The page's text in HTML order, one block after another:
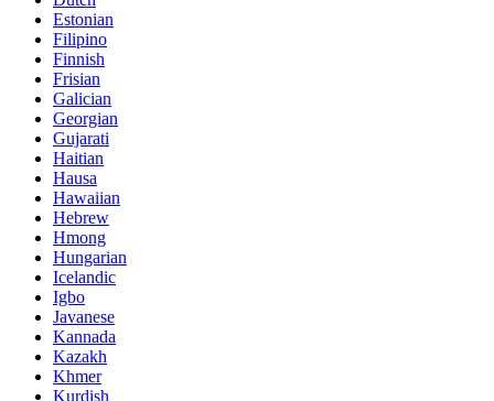
Estonian
Filipino
Finnish
Frisian
Galician
Georgian
Gujarati
Haitian
Hausa
Hawaiian
Hebrew
Hmong
Hungarian
Icelandic
Igbo
Javanese
Kannada
Kazakh
Khmer
Kurdish